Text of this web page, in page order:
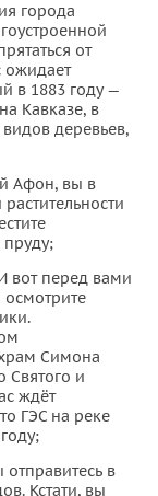
города
от
ожидает
в 1883 году —
Кавказе, в
деревьев,
Афон, вы в
вот перед вами
Симона
Святого и
ждёт
ГЭС на реке
в
Кстати, вы